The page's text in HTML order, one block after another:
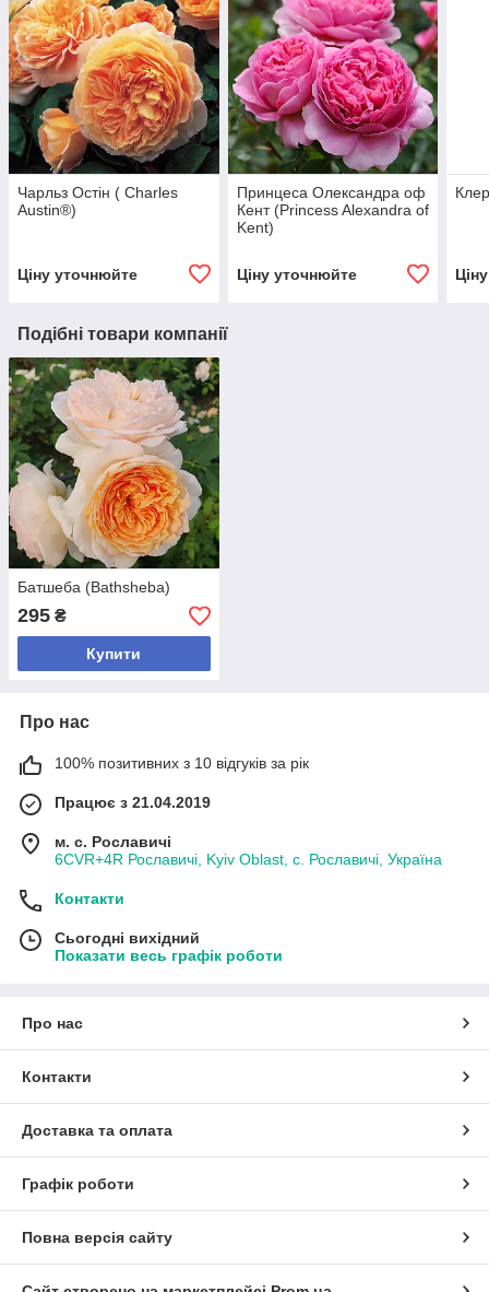
Чарльз Остін ( Charles
Austin®)
Ціну уточнюйте
Принцеса Олександра оф
Кент (Princess Alexandra of
Kent)
Ціну уточнюйте
Подібні товари компанії
Батшеба (Bathsheba)
295 ₴
Купити
Про нас
100% позитивних з 10 відгуків за рік
Працює з 21.04.2019
м. с. Рославичі
6CVR+4R Рославичі, Kyiv Oblast, с. Рославичі, Україна
Контакти
Сьогодні вихідний
Показати весь графік роботи
Про нас
Контакти
Доставка та оплата
Графік роботи
Повна версія сайту